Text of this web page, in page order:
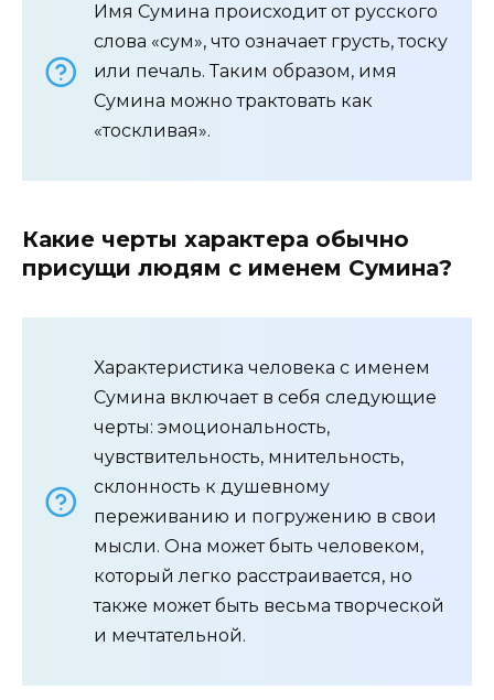
Имя Сумина происходит от русского
слова «сум», что означает грусть, тоску
или печаль. Таким образом, имя
Сумина можно трактовать как
«тоскливая».
Какие черты характера обычно
присущи людям с именем Сумина?
Характеристика человека с именем
Сумина включает в себя следующие
черты: эмоциональность,
чувствительность, мнительность,
склонность к душевному
переживанию и погружению в свои
мысли. Она может быть человеком,
который легко расстраивается, но
также может быть весьма творческой
и мечтательной.